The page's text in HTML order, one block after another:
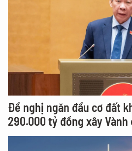
Đề nghị ngăn đầu cơ đất
290.000 tỷ đồng xây Vành